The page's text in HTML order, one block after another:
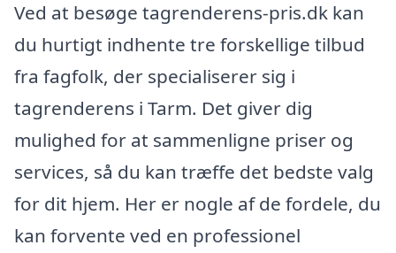
Ved at besøge tagrenderens-pris.dk kan
du hurtigt indhente tre forskellige tilbud
fra fagfolk, der specialiserer sig i
tagrenderens i Tarm. Det giver dig
mulighed for at sammenligne priser og
services, så du kan træffe det bedste valg
for dit hjem. Her er nogle af de fordele, du
kan forvente ved en professionel